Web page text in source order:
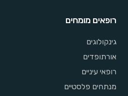
רופאים מומחים
גינקולוגים
אורתופדים
רופאי עיניים
מנתחים פלסטיים